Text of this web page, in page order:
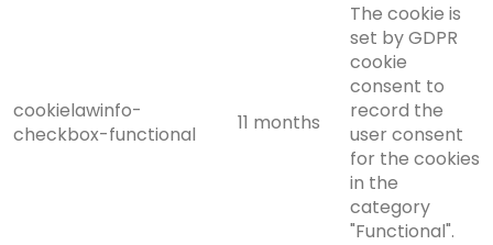
cookielawinfo-
checkbox-functional
11 months
The cookie is
set by GDPR
cookie
consent to
record the
user consent
for the cookies
in the
category
"Functional".